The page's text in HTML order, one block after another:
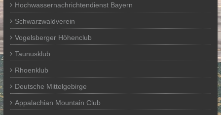
Hochwassernachrichtendienst Bayern
Schwarzwaldverein
Vogelsberger Höhenclub
Taunusklub
Rhoenklub
Deutsche Mittelgebirge
Appalachian Mountain Club